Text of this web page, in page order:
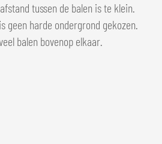
tussen de balen is te klein.
geen harde ondergrond gekozen.
balen bovenop elkaar.